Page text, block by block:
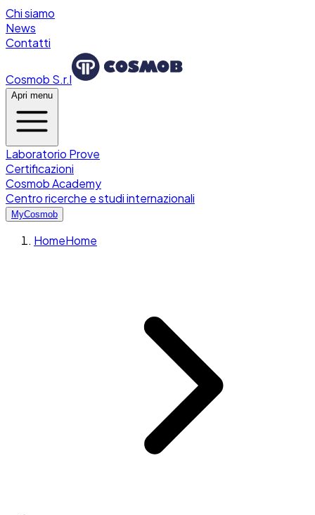
Chi siamo
News
Contatti
Cosmob S.r.l
Apri menu
Laboratorio Prove
Certificazioni
Cosmob Academy
Centro ricerche e studi internazionali
MyCosmob
HomeHome